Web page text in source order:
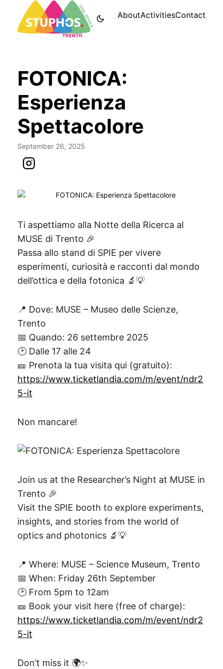
AboutActivitiesContact
FOTONICA:
Esperienza
Spettacolore
September 26, 2025
Ti aspettiamo alla Notte della Ricerca al
MUSE di Trento 🎉
Passa allo stand di SPIE per vivere
esperimenti, curiosità e racconti dal mondo
dell’ottica e della fotonica 🔬💡
📍 Dove: MUSE – Museo delle Scienze,
Trento
📅 Quando: 26 settembre 2025
🕑 Dalle 17 alle 24
🎫 Prenota la tua visita qui (gratuito):
https://www.ticketlandia.com/m/event/ndr2
5-it
Non mancare!
Join us at the Researcher’s Night at MUSE in
Trento 🎉
Visit the SPIE booth to explore experiments,
insights, and stories from the world of
optics and photonics 🔬💡
📍 Where: MUSE – Science Museum, Trento
📅 When: Friday 26th September
🕑 From 5pm to 12am
🎫 Book your visit here (free of charge):
https://www.ticketlandia.com/m/event/ndr2
5-it
Don’t miss it 🌍✨